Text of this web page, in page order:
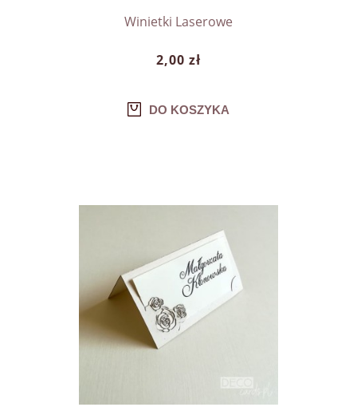
Winietki Laserowe
2,00 zł
DO KOSZYKA